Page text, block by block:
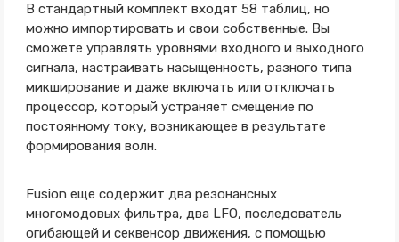
В стандартный комплект входят 58 таблиц, но
можно импортировать и свои собственные. Вы
сможете управлять уровнями входного и выходного
сигнала, настраивать насыщенность, разного типа
микширование и даже включать или отключать
процессор, который устраняет смещение по
постоянному току, возникающее в результате
формирования волн.
Fusion еще содержит два резонансных
многомодовых фильтра, два LFO, последователь
огибающей и секвенсор движения, с помощью